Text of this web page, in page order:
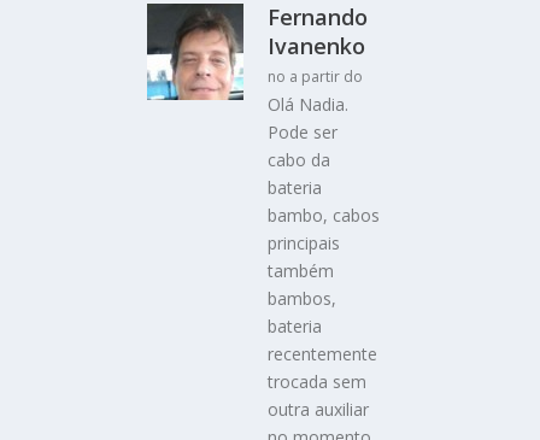
Fernando
Ivanenko
no a partir do
Olá Nadia.
Pode ser
cabo da
bateria
bambo, cabos
principais
também
bambos,
bateria
recentemente
trocada sem
outra auxiliar